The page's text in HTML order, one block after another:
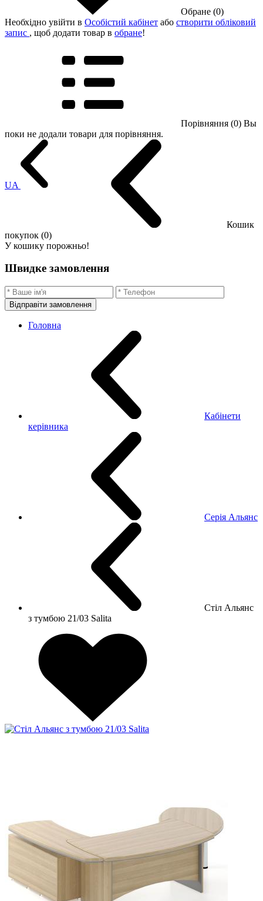
Обране (0)
Необхідно увійти в Особістий кабінет або створити обліковий
запис , щоб додати товар в обране!
Порівняння (0) Вы
поки не додали товари для порівняння.
UA
Кошик
покупок (0)
У кошику порожньо!
Швидке замовлення
Відправіти замовлення
Головна
Кабінети
керівника
Серія Альянс
Стіл Альянс
з тумбою 21/03 Salita